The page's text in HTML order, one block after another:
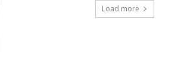
Load more